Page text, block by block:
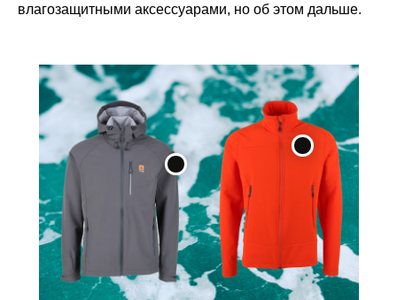
влагозащитными аксессуарами, но об этом дальше.